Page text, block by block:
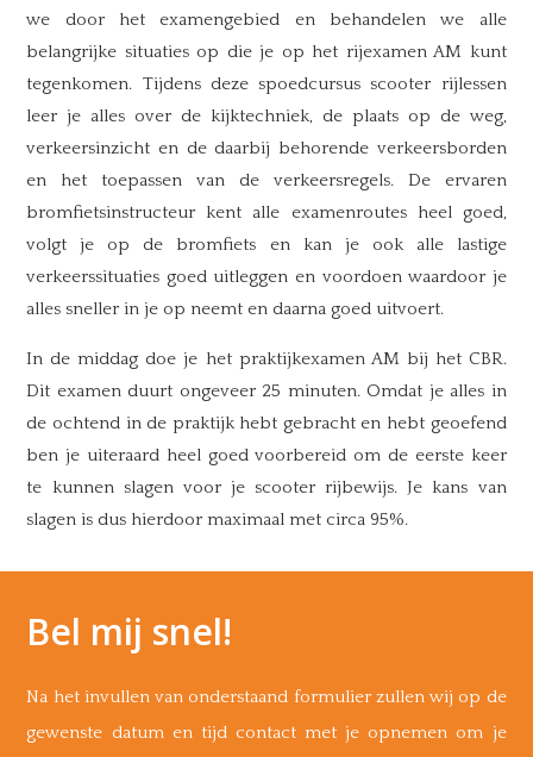
we door het examengebied en behandelen we alle
belangrijke situaties op die je op het rijexamen AM kunt
tegenkomen. Tijdens deze spoedcursus scooter rijlessen
leer je alles over de kijktechniek, de plaats op de weg,
verkeersinzicht en de daarbij behorende verkeersborden
en het toepassen van de verkeersregels. De ervaren
bromfietsinstructeur kent alle examenroutes heel goed,
volgt je op de bromfiets en kan je ook alle lastige
verkeerssituaties goed uitleggen en voordoen waardoor je
alles sneller in je op neemt en daarna goed uitvoert.
In de middag doe je het praktijkexamen AM bij het CBR.
Dit examen duurt ongeveer 25 minuten. Omdat je alles in
de ochtend in de praktijk hebt gebracht en hebt geoefend
ben je uiteraard heel goed voorbereid om de eerste keer
te kunnen slagen voor je scooter rijbewijs. Je kans van
slagen is dus hierdoor maximaal met circa 95%.
Bel mij snel!
Na het invullen van onderstaand formulier zullen wij op de
gewenste datum en tijd contact met je opnemen om je